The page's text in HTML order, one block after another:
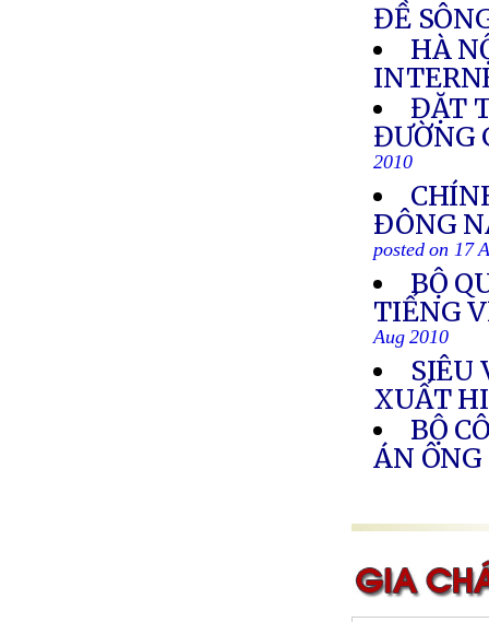
ĐỀ
HÀ
ĐẶT
ĐƯỜNG
2010
ÐÔNG
posted on 17
BỘ
TIẾNG
Aug 2010
SIÊU
XUẤT
BỘ
ÁN